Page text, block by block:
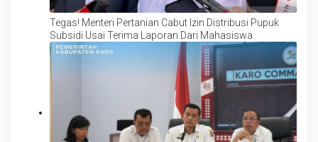
Tegas! Menteri Pertanian Cabut Izin Distribusi Pupuk
Subsidi Usai Terima Laporan Dari Mahasiswa